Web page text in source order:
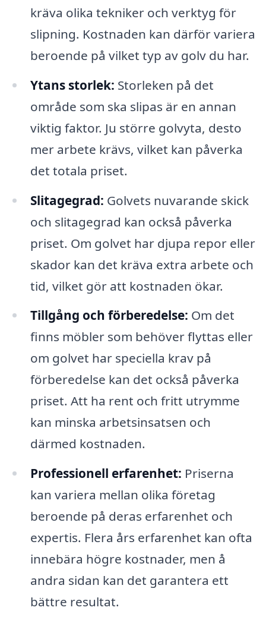
kräva olika tekniker och verktyg för
slipning. Kostnaden kan därför variera
beroende på vilket typ av golv du har.
Ytans storlek: Storleken på det
område som ska slipas är en annan
viktig faktor. Ju större golvyta, desto
mer arbete krävs, vilket kan påverka
det totala priset.
Slitagegrad: Golvets nuvarande skick
och slitagegrad kan också påverka
priset. Om golvet har djupa repor eller
skador kan det kräva extra arbete och
tid, vilket gör att kostnaden ökar.
Tillgång och förberedelse: Om det
finns möbler som behöver flyttas eller
om golvet har speciella krav på
förberedelse kan det också påverka
priset. Att ha rent och fritt utrymme
kan minska arbetsinsatsen och
därmed kostnaden.
Professionell erfarenhet: Priserna
kan variera mellan olika företag
beroende på deras erfarenhet och
expertis. Flera års erfarenhet kan ofta
innebära högre kostnader, men å
andra sidan kan det garantera ett
bättre resultat.